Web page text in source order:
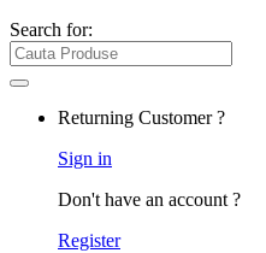
Search for:
Returning Customer ?
Sign in
Don't have an account ?
Register